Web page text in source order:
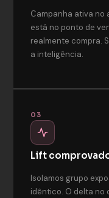
Campanha ativa no
está no ponto de
realmente compra.
a inteligência.
03
Lift
Isolamos grupo
idêntico. O delta no